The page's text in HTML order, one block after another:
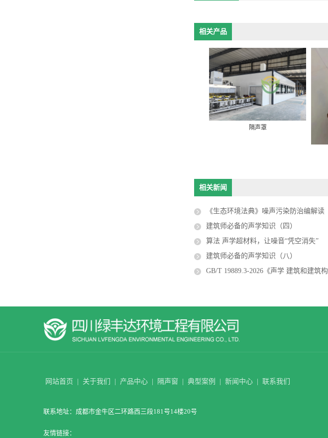
相关产品
隔声罩
相关新闻
《生态环境法典》噪声污染防治编解读
建筑师必备的声学知识（四）
算法 声学超材料，让噪音“凭空消失”
建筑师必备的声学知识（八）
GB/T 19889.3-2026《声学 建筑和建筑构件隔声的现场测量 第3部分：外墙和外墙构件空气声隔声》8月1日实施
网站首页 关于我们 产品中心 隔声窗 典型案例 新闻中心 联系我们
联系地址：成都市金牛区二环路西三段181号14楼20号
友情链接：